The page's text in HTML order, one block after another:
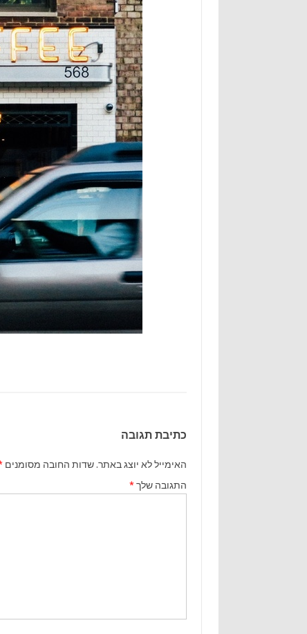
כתיבת תגובה
האימייל לא יוצג באתר. שדות החובה מסומנים
התגובה שלך *